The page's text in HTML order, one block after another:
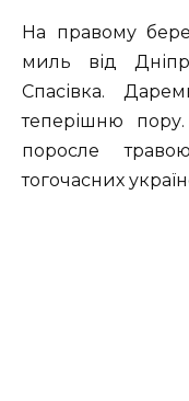
На правому
миль від
Спасівка.
теперішню
поросле
тогочасних